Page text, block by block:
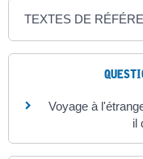
TEXTES DE
Voyage à
il